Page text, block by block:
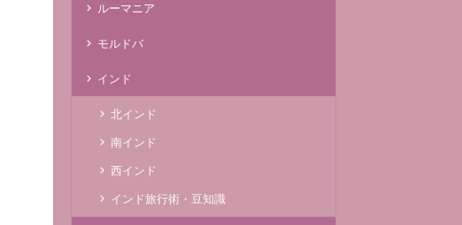
ルーマニア
モルドバ
インド
北インド
南インド
西インド
インド旅行術・豆知識